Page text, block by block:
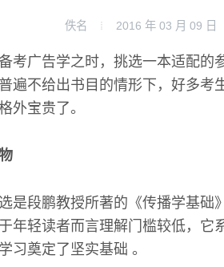
佚名 2016 年 03 月 09 日
考广告学之时，挑选一本适配
遍不给出书目的情形下，好多考
外宝贵了。
是段鹏教授所著的《传播学基础
年轻读者而言理解门槛较低，
习奠定了坚实基础 。